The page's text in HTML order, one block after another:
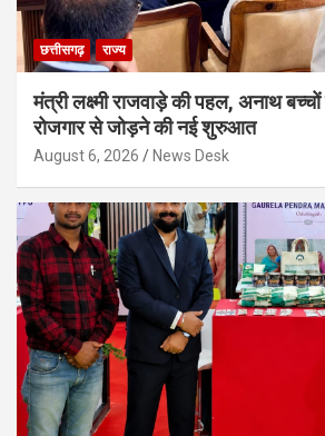
छत्तीसगढ़ राज्य
मंत्री लक्ष्मी राजवाड़े की पहल, अनाथ
रोजगार से जोड़ने की नई शुरुआत
August 6, 2026 News Desk